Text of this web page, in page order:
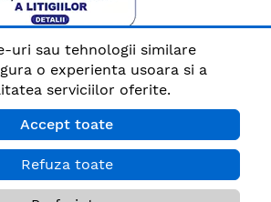
cu
uri sau tehnologii similare
o experienta usoara si a
serviciilor oferite.
Accept toate
Refuza toate